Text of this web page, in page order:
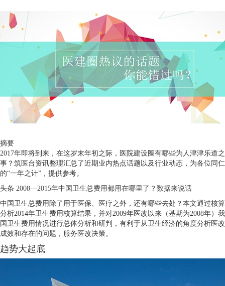
摘要
2017年即将到来，在这岁末年初之际，医院建设圈有哪些为人津津乐道之
事？筑医台资讯整理汇总了近期业内热点话题以及行业动态，为各位同仁
的“一年之计”，提供参考。
头条 2008—2015年中国卫生总费用都用在哪里了？数据来说话
中国卫生总费用除了用于医保、医疗之外，还有哪些去处？本文通过核算
分析2014年卫生费用核算结果，并对2009年医改以来（基期为2008年）我
国卫生费用情况进行总体分析和研判，有利于从卫生经济的角度分析医改
成效和存在的问题，服务医改决策。
趋势大起底